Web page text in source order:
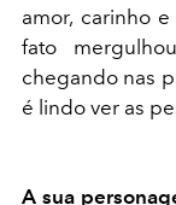
amor, carinho
fato
chegando nas
é lindo ver as
A sua